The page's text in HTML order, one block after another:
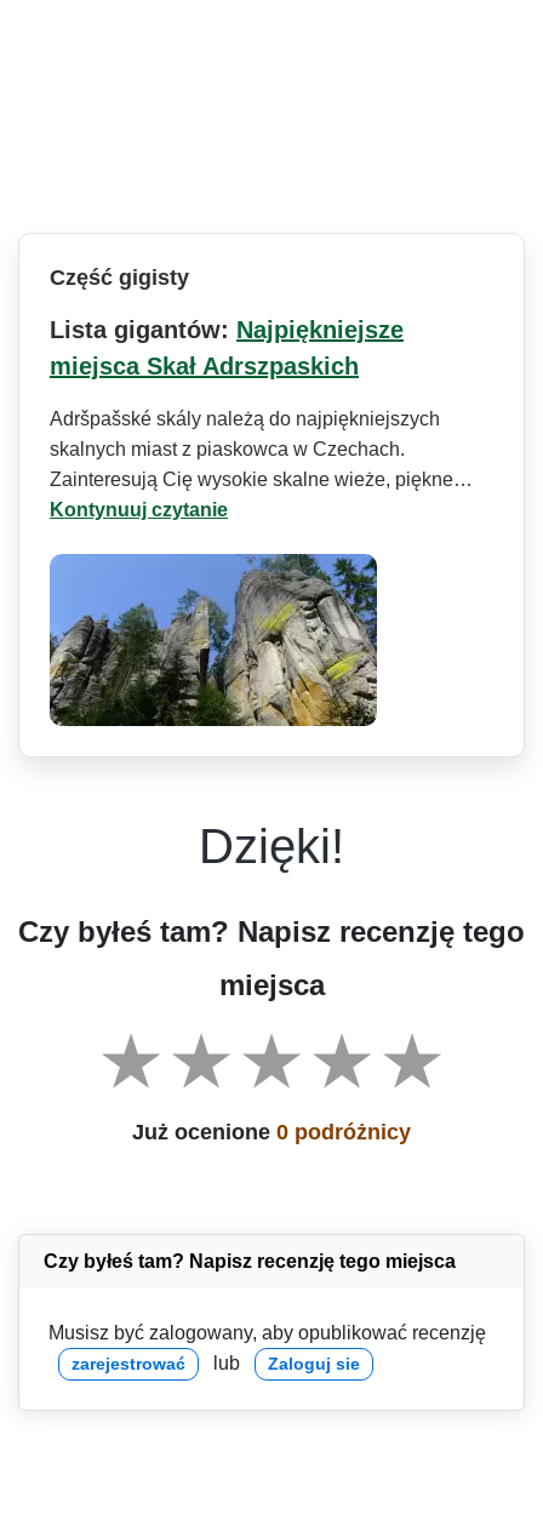
Część gigisty
Lista gigantów: Najpiękniejsze
miejsca Skał Adrszpaskich
Adršpašské skály należą do najpiękniejszych
skalnych miast z piaskowca w Czechach.
Zainteresują Cię wysokie skalne wieże, piękne…
Kontynuuj czytanie
Dzięki!
Czy byłeś tam? Napisz recenzję tego
miejsca
Już ocenione 0 podróżnicy
Czy byłeś tam? Napisz recenzję tego miejsca
Musisz być zalogowany, aby opublikować recenzję
zarejestrować lub Zaloguj sie